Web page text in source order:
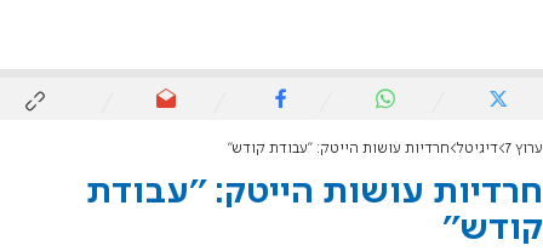
ערוץ 7 דיגיטל חרדיות עושות הייטק: ''עבודת קודש''
חרדיות עושות הייטק: ''עבודת
קודש''